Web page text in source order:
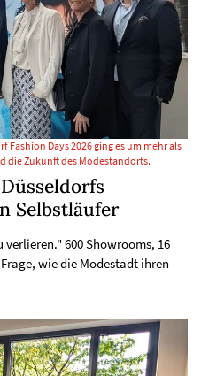
Fashion Days 2026 ging es um mehr als
die Zukunft des Modestandorts.
Selbstläufer
verlieren." 600 Showrooms, 16
wie die Modestadt ihren